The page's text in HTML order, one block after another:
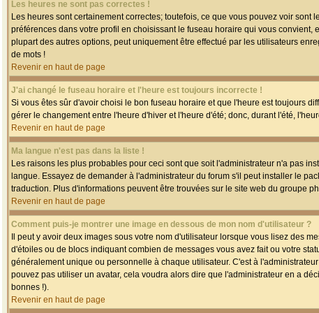
Les heures ne sont pas correctes !
Les heures sont certainement correctes; toutefois, ce que vous pouvez voir
préférences dans votre profil en choisissant le fuseau horaire qui vous
plupart des autres options, peut uniquement être effectué par les utilisateurs
de mots !
Revenir en haut de page
J'ai changé le fuseau horaire et l'heure est toujours incorrecte !
Si vous êtes sûr d'avoir choisi le bon fuseau horaire et que l'heure est toujours
gérer le changement entre l'heure d'hiver et l'heure d'été; donc, durant l'été,
Revenir en haut de page
Ma langue n'est pas dans la liste !
Les raisons les plus probables pour ceci sont que soit l'administrateur n'a pas
langue. Essayez de demander à l'administrateur du forum s'il peut installer le
traduction. Plus d'informations peuvent être trouvées sur le site web du groupe
Revenir en haut de page
Comment puis-je montrer une image en dessous de mon nom d'utilisateur ?
Il peut y avoir deux images sous votre nom d'utilisateur lorsque vous lisez des
d'étoiles ou de blocs indiquant combien de messages vous avez fait ou votre
généralement unique ou personnelle à chaque utilisateur. C'est à
pouvez pas utiliser un avatar, cela voudra alors dire que l'administrateur en a
bonnes !).
Revenir en haut de page